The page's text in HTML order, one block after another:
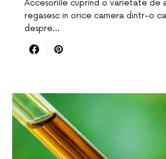
Accesoriile cuprind o varietate de
regasesc in orice camera dintr-o
despre…